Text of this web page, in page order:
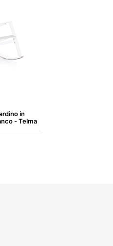
in
- Telma